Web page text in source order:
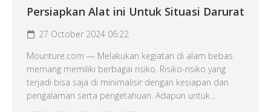
Persiapkan Alat ini Untuk Situasi Darurat
27 October 2024 06:22
Mounture.com — Melakukan kegiatan di alam bebas
memang memiliki berbagai risiko. Risiko-risiko yang
terjadi bisa saja di minimalisir dengan kesiapan dan
pengalaman serta pengetahuan. Adapun untuk...